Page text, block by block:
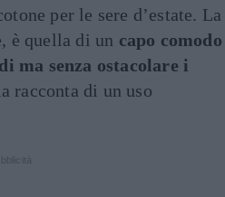
per le sere d’estate. La
è quella di un capo comodo
ma senza ostacolare i
racconta di un uso